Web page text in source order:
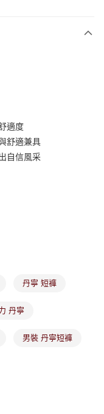
轉至「AFTEE先享後付」
連結，可透過四大超商／
有效，需透過AFTEE先享
面顯示為準，若有關於
請聯繫「AFTEE先享後付
support/home
先享後付」服務完成之交
之用戶狀況，依本公司即
度並採取法律行動。
適度
舒適兼具
自信風采
丹寧 短褲
丹寧
男裝 丹寧短褲